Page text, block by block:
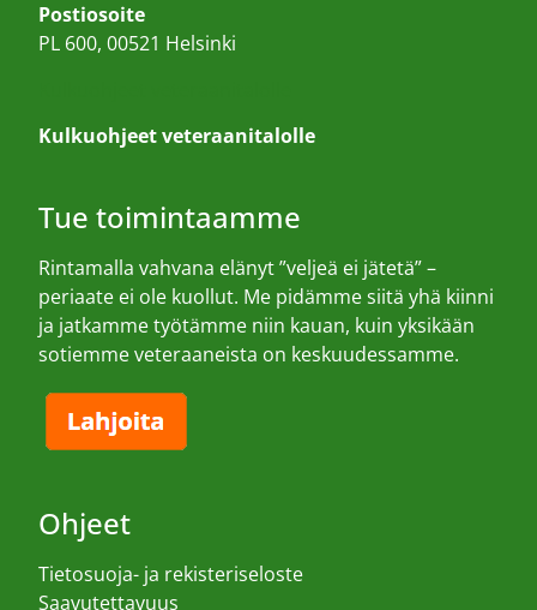
Postiosoite
PL 600, 00521 Helsinki
Kulkuohjeet veteraanitalolle
Tue toimintaamme
Rintamalla vahvana elänyt ”veljeä ei jätetä” –
periaate ei ole kuollut. Me pidämme siitä yhä kiinni
ja jatkamme työtämme niin kauan, kuin yksikään
sotiemme veteraaneista on keskuudessamme.
Ohjeet
Tietosuoja- ja rekisteriseloste
Saavutettavuus